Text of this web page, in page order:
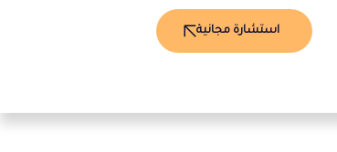
استشارة مجانية